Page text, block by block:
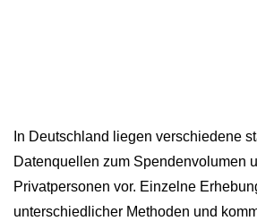
In Deutschland liegen verschiedene
Datenquellen zum Spendenvolumen
Privatpersonen vor. Einzelne
unterschiedlicher Methoden und